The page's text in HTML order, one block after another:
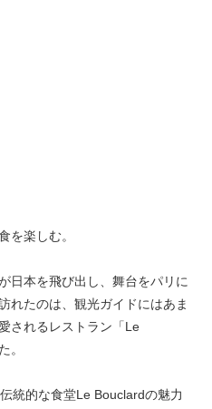
を楽しむ。
日本を飛び出し、舞台をパリに
れたのは、観光ガイドにはあま
されるレストラン「Le
。
統的な食堂Le Bouclardの魅力